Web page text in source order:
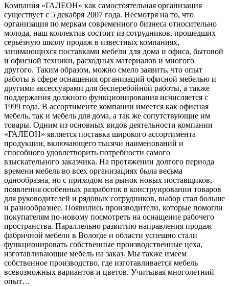
Компания «ГАЛЕОН» как самостоятельная организация
существует с 5 декабря 2007 года. Несмотря на то, что
организация по меркам современного бизнеса относительно
молода, наш коллектив состоит из сотрудников, прошедших
серьёзную школу продаж в известных компаниях,
занимающихся поставками мебели для дома и офиса, бытовой
и офисной техники, расходных материалов и многого
другого. Таким образом, можно смело заявить, что опыт
работы в сфере оснащения организаций офисной мебелью и
другими аксессуарами для бесперебойной работы, а также
поддержания должного функционирования исчисляется с
1999 года. В ассортименте компании имеется как офисная
мебель, так и мебель для дома, а так же сопутствующие им
товары. Одним из основных видов деятельности компании
«ГАЛЕОН» является поставка широкого ассортимента
продукции, включающего тысячи наименований и
способного удовлетворить потребности самого
взыскательного заказчика. На протяжении долгого периода
времени мебель во всех организациях была весьма
однообразна, но с приходом на рынок новых поставщиков,
появления особенных разработок в конструировании товаров
для руководителей и рядовых сотрудников, выбор стал больше
и разнообразнее. Появились производители, которые помогли
покупателям по-новому посмотреть на оснащение рабочего
пространства. Параллельно развитию направления продаж
фабричной мебели в Вологде и области успешно стали
функционировать собственные производственные цеха,
изготавливающие мебель на заказ. Мы также имеем
собственное производство, где изготавливается мебель
всевозможных вариантов и цветов. Учитывая многолетний
опыт…